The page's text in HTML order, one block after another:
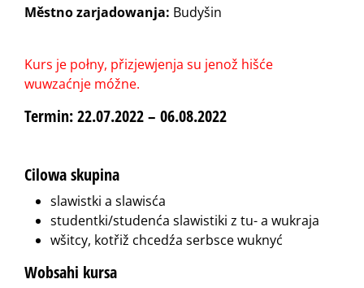
Městno zarjadowanja: Budyšin
Kurs je połny, přizjewjenja su jenož hišće
wuwzaćnje móžne.
Termin:22.07.2022 – 06.08.2022
Cilowa skupina
slawistki a slawisća
studentki/studenća slawistiki z tu- a wukraja
wšitcy, kotřiž chcedźa serbsce wuknyć
Wobsahi kursa